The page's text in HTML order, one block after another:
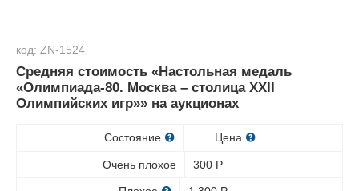
код: ZN-1524
Средняя стоимость «Настольная медаль
«Олимпиада-80. Москва – столица XXII
Олимпийских игр»» на аукционах
Состояние Цена
Очень плохое 300 Р